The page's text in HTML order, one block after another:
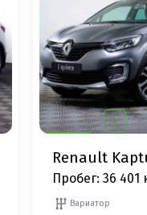
Renault
Пробег: 36 401
Вариатор